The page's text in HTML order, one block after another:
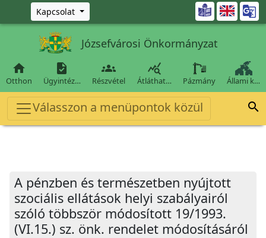
Ugrás a fő tartalomra
Kapcsolat 
Józsefvárosi Önkormányzat

Otthon

Ügyintéz…

Részvétel

Átláthat… Pázmány Állami k…
Válasszon a menüpontok közül 
A pénzben és természetben nyújtott
szociális ellátások helyi szabályairól
szóló többször módosított 19/1993.
(VI.15.) sz. önk. rendelet módosításáról